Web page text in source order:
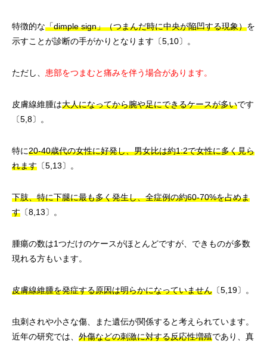
特徴的な「dimple sign」（つまんだ時に中央が陥凹する現象）を
示すことが診断の手がかりとなります〔5,10〕。
ただし、 患部をつまむと痛みを伴う場合があります。
皮膚線維腫は大人になってから腕や足にできるケースが多いです
〔5,8〕。
特に20-40歳代の女性に好発し、男女比は約1:2で女性に多く見ら
れます 〔5,13〕。
下肢、特に下腿に最も多く発生し、全症例の約60-70%を占めま
す 〔8,13〕。
腫瘍の数は1つだけのケースがほとんどですが、できものが多数
現れる方もいます。
皮膚線維腫を発症する原因は明らかになっていません 〔5,19〕。
虫刺されや小さな傷、また遺伝が関係すると考えられています。
近年の研究では、 外傷などの刺激に対する反応性増殖であり、真